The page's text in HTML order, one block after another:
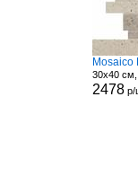
Mosaico
30x40
2478 р/